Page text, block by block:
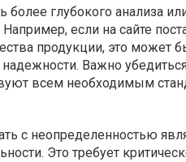
глубокого анализа
если на сайте
продукции, это может
Важно
всем необходимым
с неопределенностью
Это требует